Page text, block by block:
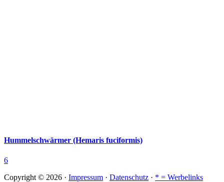
Hummelschwärmer (Hemaris fuciformis)
6
Copyright © 2026 · Impressum · Datenschutz · * = Werbelinks